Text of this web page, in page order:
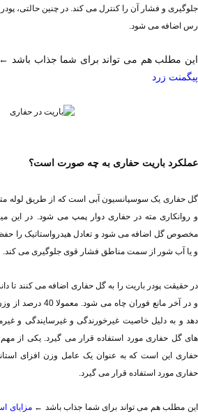
رس اضافه می شود.
این مطلب هم می تواند برای شما جذاب باشد ←
پیگمنت زرد
عملکرد باریت حفاری به چه صورت است؟
و یا آب شور از سمت مناطق فشار قوی جلوگیری می کند.
حفاری مورد استفاده قرار می گیرد.
این مطلب هم می تواند برای شما جذاب باشد ←